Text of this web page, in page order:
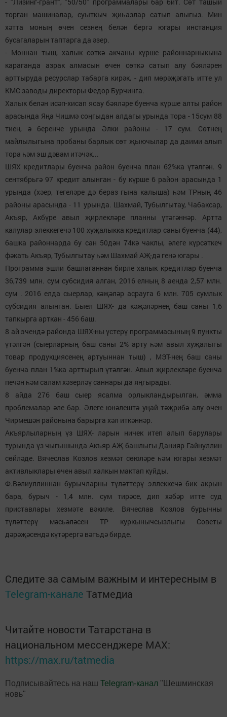
- "Лизинг-грант", "50/50" программалары бар бит. Сөт ташый
торган машиналар, суыткыч җиһазлар сатып алыгыз. Мин
хәтта моның өчен сезнең белән бергә югары инстанция
бусагаларын таптарга да әзер.
- Моннан тыш, халык сөткә акчаны күрше районнарныкына
караганда азрак алмасын өчен сөткә сатып алу бәяләрен
арттыруда ресурслар табарга кирәк, - дип мөрәҗәгать итте ул
КМС заводы директоры Федор Бурчинга.
Халык белән исәп-хисап ясау бәяләре буенча күрше алты район
арасында Яңа Чишмә соңгыдан алдагы урында тора - 15сум 88
тиен, ә беренче урында Әлки районы - 17 сум. Сөтнең
майлылыгына пробаны барлык сөт җыючылар да даими алып
тора һәм эш дәвам итәчәк...
ШЯХ кредитлары буенча район буенча план 62%ка үтәлгән. 9
сентябрьгә 97 кредит алынган - бу күрше 6 район арасында 1
урында (хәер, тегеләре дә бераз гына калыша) һәм ТРның 46
районы арасында - 11 урында. Шахмай, Тубылгытау, Чабаксар,
Акъяр, Акбүре авыл җирлекләре планны үтәгәннәр. Артта
калулар элеккегечә 100 хуҗалыкка кредитлар саны буенча (44),
башка районнарда бу сан 50дән 74кә чаклы, әлеге күрсәткеч
фәкать Акъяр, Тубылгытау һәм Шахмай АҖ-дә генә югары .
Программа эшли башлаганнан бирле халык кредитлар буенча
36,739 млн. сум субсидия алган, 2016 елның 8 аенда 2,57 млн.
сум . 2016 елда сыерлар, кәҗәләр асрауга 6 млн. 705 сумлык
субсидия алынган. Быел ШЯХ- да кәҗәләрнең баш саны 1,6
тапкырга арткан - 456 баш.
8 ай эчендә районда ШЯХ-ны үстерү программасының 9 пункты
үтәлгән (сыерларның баш саны 2% арту һәм авыл хуҗалыгы
товар продукциясенең артуыннан тыш) , МЭТ-нең баш саны
буенча план 1%ка арттырып үтәлгән. Авыл җирлекләре буенча
печән һәм салам хәзерләү саннары да яңгырады.
8 айда 276 баш сыер ясалма орлыкландырылган, әмма
проблемалар әле бар. Әлеге юнәлештә уңай тәҗрибә алу өчен
Чирмешән районына барырга хәл иткәннәр.
Акъярлыларның үз ШЯХ- ларын ничек итеп алып барулары
турында үз чыгышында Акъяр АҖ башлыгы Данияр Гайнуллин
сөйләде. Вячеслав Козлов хезмәт сөюләре һәм югары хезмәт
активлыклары өчен авыл халкын мактап куйды.
Ф.Вәлиуллиннан бурычларны түләттерү эллеккечә бик акрын
бара, бурыч - 1,4 млн. сум тирәсе, дип хәбәр итте суд
приставлары хезмәте вәкиле. Вячеслав Козлов бурычны
түләттерү мәсьәләсен ТР куркынычсызлыгы Советы
дәрәҗәсендә күтәрергә вәгъдә бирде.
Следите за самым важным и интересным в
Telegram-канале Татмедиа
Читайте новости Татарстана в
национальном мессенджере MАХ:
https://max.ru/tatmedia
Подписывайтесь на наш Telegram-канал "Шешминская
новь"